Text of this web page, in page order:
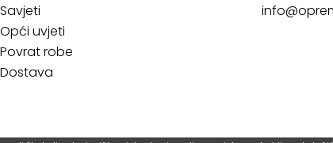
Savjeti
Opći uvjeti
Povrat robe
Dostava